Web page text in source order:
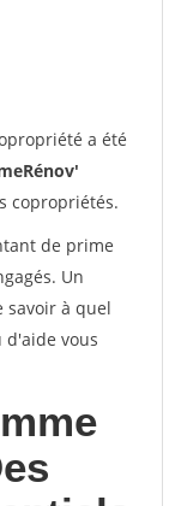
a été
copropriétés.
de prime
Un
savoir à quel
d'aide vous